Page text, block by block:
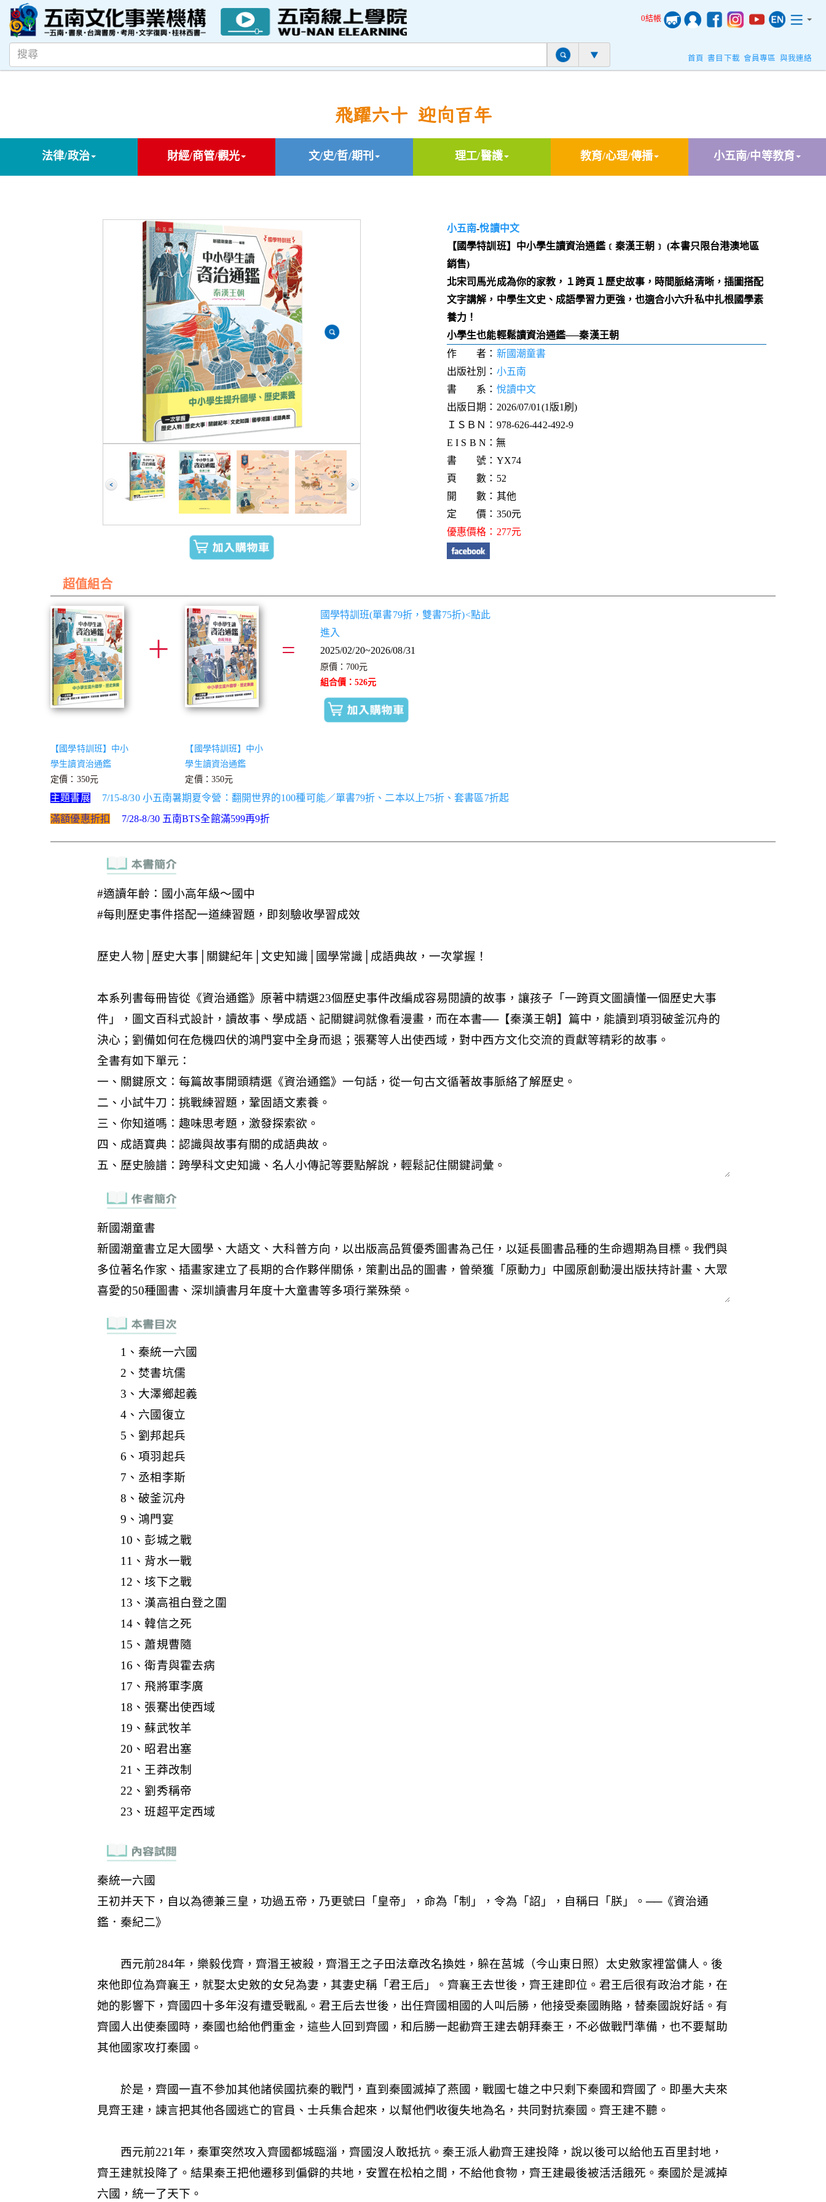
0結帳
首頁 書目下載 會員專區 與我連絡
飛躍六十 迎向百年
法律/政治 財經/商管/觀光 文/史/哲/期刊 理工/醫護 教育/心理/傳播 小五南/中等教育
小五南-悅讀中文
【國學特訓班】中小學生讀資治通鑑﹝秦漢王朝﹞ (本書只限台港澳地區
銷售)
北宋司馬光成為你的家教，１跨頁１歷史故事，時間脈絡清晰，插圖搭配
文字講解，中學生文史、成語學習力更強，也適合小六升私中扎根國學素
養力！
小學生也能輕鬆讀資治通鑑──秦漢王朝
作 者： 新國潮童書
出版社別： 小五南
書 系： 悅讀中文
出版日期：2026/07/01(1版1刷)
ＩＳＢＮ：978-626-442-492-9
E I S B N：無
書 號：YX74
頁 數：52
開 數：其他
定 價：350元
優惠價格：277元
超值組合
【國學特訓班】中小
學生讀資治通鑑
定價：350元
＋
【國學特訓班】中小
學生讀資治通鑑
定價：350元
=
國學特訓班(單書79折，雙書75折)<點此
進入
2025/02/20~2026/08/31
原價：700元
組合價：526元
主題書展
7/15-8/30 小五南暑期夏令營：翻開世界的100種可能／單書79折、二本以上75折、套書區7折起
滿額優惠折扣
7/28-8/30 五南BTS全館滿599再9折
1、秦統一六國
2、焚書坑儒
3、大澤鄉起義
4、六國復立
5、劉邦起兵
6、項羽起兵
7、丞相李斯
8、破釜沉舟
9、鴻門宴
10、彭城之戰
11、背水一戰
12、垓下之戰
13、漢高祖白登之圍
14、韓信之死
15、蕭規曹隨
16、衛青與霍去病
17、飛將軍李廣
18、張騫出使西域
19、蘇武牧羊
20、昭君出塞
21、王莽改制
22、劉秀稱帝
23、班超平定西域